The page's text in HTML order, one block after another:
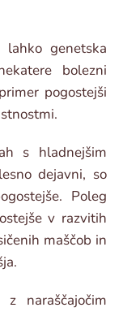
genetska
bolezni
pogostejši
s hladnejšim
dejavni, so
Poleg
v razvitih
maščob in
naraščajočim